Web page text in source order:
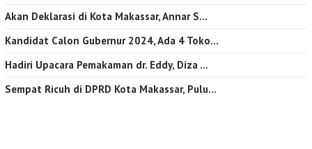
Akan Deklarasi di Kota Makassar, Annar S…
Kandidat Calon Gubernur 2024, Ada 4 Toko…
Hadiri Upacara Pemakaman dr. Eddy, Diza …
Sempat Ricuh di DPRD Kota Makassar, Pulu…